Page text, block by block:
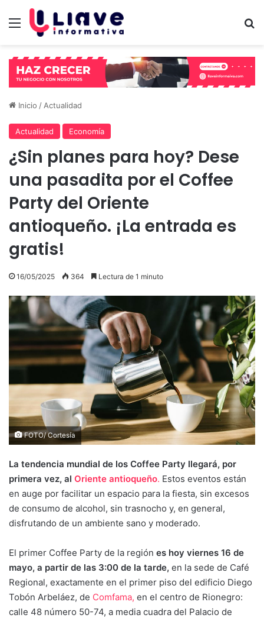
Menú
Inicio / Actualidad
Actualidad Economía
¿Sin planes para hoy? Dese
una pasadita por el Coffee
Party del Oriente
antioqueño. ¡La entrada es
gratis!
16/05/2025 364 Lectura de 1 minuto
FOTO/ Cortesía
La tendencia mundial de los Coffee Party llegará, por
primera vez, al Oriente antioqueño. Estos eventos están
en auge por facilitar un espacio para la fiesta, sin excesos
de consumo de alcohol, sin trasnocho y, en general,
disfrutando de un ambiente sano y moderado.
El primer Coffee Party de la región es hoy viernes 16 de
mayo, a partir de las 3:00 de la tarde, en la sede de Café
Regional, exactamente en el primer piso del edificio Diego
Tobón Arbeláez, de Comfama, en el centro de Rionegro:
calle 48 número 50-74, a media cuadra del Palacio de